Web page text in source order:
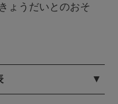
ょうだいとのおそ